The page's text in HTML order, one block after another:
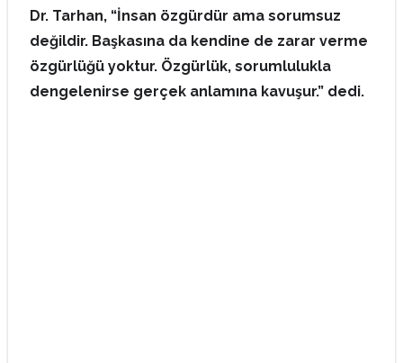
Dr. Tarhan, “İnsan özgürdür ama sorumsuz
değildir. Başkasına da kendine de zarar verme
özgürlüğü yoktur. Özgürlük, sorumlulukla
dengelenirse gerçek anlamına kavuşur.” dedi.